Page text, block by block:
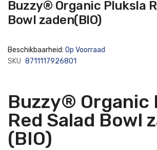
naar
het
begin
gallerij
Buzzy® Organic Pluksla Red Salad
Bowl zaden(BIO)
Beschikbaarheid: Op Voorraad
SKU 8711117926801
Buzzy® Organic
Red Salad Bowl
(BIO)